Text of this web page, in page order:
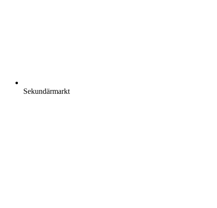
Sekundärmarkt